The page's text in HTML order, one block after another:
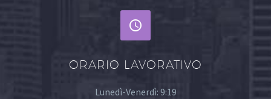


ORARIO LAVORATIVO
Lunedì-Venerdì: 9:19